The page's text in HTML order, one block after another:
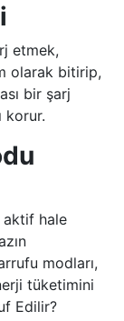
etmek,
olarak bitirip,
bir şarj
korur.
aktif hale
modları,
tüketimini
Edilir?